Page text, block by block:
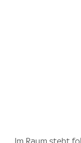
Im Raum steht